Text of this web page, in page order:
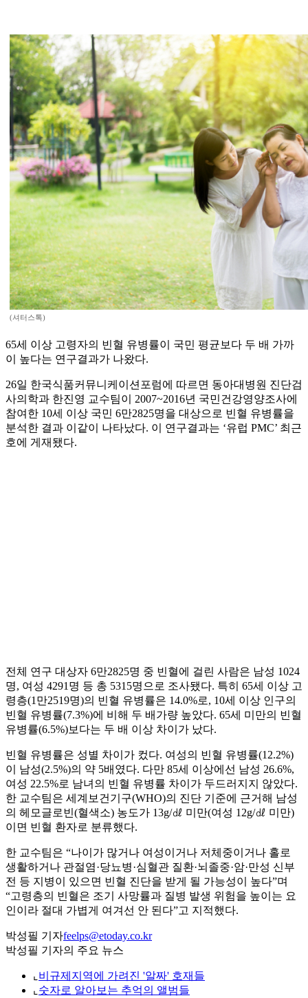
(셔터스톡)
65세 이상 고령자의 빈혈 유병률이 국민 평균보다 두 배 가까
이 높다는 연구결과가 나왔다.
26일 한국식품커뮤니케이션포럼에 따르면 동아대병원 진단검
사의학과 한진영 교수팀이 2007~2016년 국민건강영양조사에
참여한 10세 이상 국민 6만2825명을 대상으로 빈혈 유병률을
분석한 결과 이같이 나타났다. 이 연구결과는 ‘유럽 PMC’ 최근
호에 게재됐다.
전체 연구 대상자 6만2825명 중 빈혈에 걸린 사람은 남성 1024
명, 여성 4291명 등 총 5315명으로 조사됐다. 특히 65세 이상 고
령층(1만2519명)의 빈혈 유병률은 14.0%로, 10세 이상 인구의
빈혈 유병률(7.3%)에 비해 두 배가량 높았다. 65세 미만의 빈혈
유병률(6.5%)보다는 두 배 이상 차이가 났다.
빈혈 유병률은 성별 차이가 컸다. 여성의 빈혈 유병률(12.2%)
이 남성(2.5%)의 약 5배였다. 다만 85세 이상에선 남성 26.6%,
여성 22.5%로 남녀의 빈혈 유병률 차이가 두드러지지 않았다.
한 교수팀은 세계보건기구(WHO)의 진단 기준에 근거해 남성
의 헤모글로빈(혈색소) 농도가 13g/㎗ 미만(여성 12g/㎗ 미만)
이면 빈혈 환자로 분류했다.
한 교수팀은 “나이가 많거나 여성이거나 저체중이거나 홀로
생활하거나 관절염·당뇨병·심혈관 질환·뇌졸중·암·만성 신부
전 등 지병이 있으면 빈혈 진단을 받게 될 가능성이 높다”며
“고령층의 빈혈은 조기 사망률과 질병 발생 위험을 높이는 요
인이라 절대 가볍게 여겨선 안 된다”고 지적했다.
박성필 기자feelps@etoday.co.kr
박성필 기자의 주요 뉴스
⌞ 비규제지역에 가려진 '알짜' 호재들
⌞ 숫자로 알아보는 추억의 앨범들